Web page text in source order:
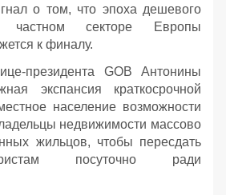
о том, что эпоха дешевого
секторе Европы
к финалу.
президента GOB Антонины
экспансия краткосрочной
население возможности
недвижимости массово
жильцов, чтобы пересдать
посуточно ради